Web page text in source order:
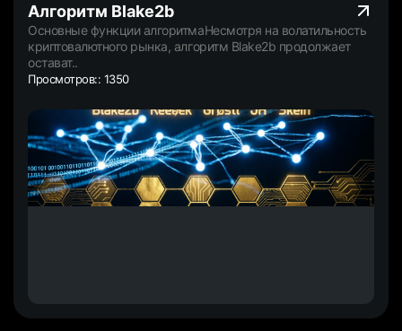
Алгоритм Blake2b
Основные функции алгоритмаНесмотря на волатильность
криптовалютного рынка, алгоритм Blake2b продолжает
остават..
Просмотров:: 1350